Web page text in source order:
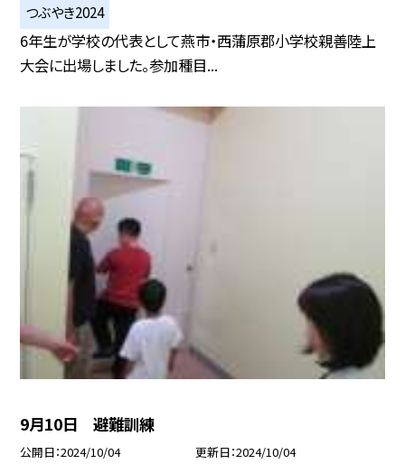
つぶやき2024
6年生が学校の代表として燕市・西蒲原郡小学校親善陸上
大会に出場しました。参加種目...
9月10日 避難訓練
公開日 2024/10/04 更新日 2024/10/04